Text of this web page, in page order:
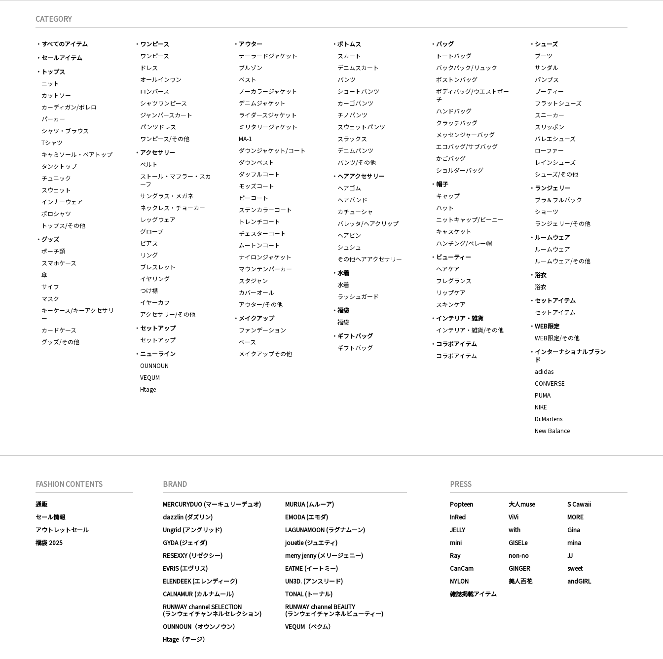
CATEGORY
すべてのアイテム
セールアイテム
トップス
ニット
カットソー
カーディガン/ボレロ
パーカー
シャツ・ブラウス
Tシャツ
キャミソール・ベアトップ
タンクトップ
チュニック
スウェット
インナーウェア
ポロシャツ
トップス/その他
ワンピース
ワンピース
ドレス
オールインワン
ロンパース
シャツワンピース
ジャンパースカート
パンツドレス
ワンピース/その他
アウター
テーラードジャケット
ブルゾン
ベスト
ノーカラージャケット
デニムジャケット
ライダースジャケット
ミリタリージャケット
MA-1
ダウンジャケット/コート
ダウンベスト
ダッフルコート
モッズコート
ピーコート
ステンカラーコート
トレンチコート
チェスターコート
ムートンコート
ナイロンジャケット
マウンテンパーカー
スタジャン
カバーオール
アウター/その他
ボトムス
スカート
デニムスカート
パンツ
ショートパンツ
カーゴパンツ
チノパンツ
スウェットパンツ
スラックス
デニムパンツ
パンツ/その他
バッグ
トートバッグ
バックパック/リュック
ボストンバッグ
ボディバッグ/ウエストポー
チ
ハンドバッグ
クラッチバッグ
メッセンジャーバッグ
エコバッグ/サブバッグ
かごバッグ
ショルダーバッグ
シューズ
ブーツ
サンダル
パンプス
ブーティー
フラットシューズ
スニーカー
スリッポン
バレエシューズ
ローファー
レインシューズ
シューズ/その他
アクセサリー
ベルト
ストール・マフラー・スカ
ーフ
サングラス・メガネ
ネックレス・チョーカー
レッグウェア
グローブ
ピアス
リング
ブレスレット
イヤリング
つけ襟
イヤーカフ
アクセサリー/その他
ヘアアクセサリー
ヘアゴム
ヘアバンド
カチューシャ
バレッタ/ヘアクリップ
ヘアピン
シュシュ
その他ヘアアクセサリー
帽子
キャップ
ハット
ニットキャップ/ビーニー
キャスケット
ハンチング/ベレー帽
ランジェリー
ブラ＆フルバック
ショーツ
ランジェリー/その他
ルームウェア
ルームウェア
ルームウェア/その他
グッズ
ポーチ類
スマホケース
傘
サイフ
マスク
キーケース/キーアクセサリ
ー
カードケース
グッズ/その他
ビューティー
ヘアケア
フレグランス
リップケア
スキンケア
水着
水着
ラッシュガード
浴衣
浴衣
セットアイテム
セットアイテム
福袋
福袋
メイクアップ
ファンデーション
ベース
メイクアップその他
インテリア・雑貨
インテリア・雑貨/その他
WEB限定
WEB限定/その他
セットアップ
セットアップ
ギフトバッグ
ギフトバッグ
コラボアイテム
コラボアイテム
インターナショナルブラン
ド
adidas
CONVERSE
PUMA
NIKE
Dr.Martens
New Balance
ニューライン
OUNNOUN
VEQUM
Htage
FASHION CONTENTS
通販
セール情報
アウトレットセール
福袋 2025
BRAND
MERCURYDUO (マーキュリーデュオ)
MURUA (ムルーア)
dazzlin (ダズリン)
EMODA (エモダ)
Ungrid (アングリッド)
LAGUNAMOON (ラグナムーン)
GYDA (ジェイダ)
jouetie (ジュエティ)
RESEXXY (リゼクシー)
merry jenny (メリージェニー)
EVRIS (エヴリス)
EATME (イートミー)
ELENDEEK (エレンディーク)
UN3D. (アンスリード)
CALNAMUR (カルナムール)
TONAL (トーナル)
RUNWAY channel SELECTION
(ランウェイチャンネルセレクション)
RUNWAY channel BEAUTY
(ランウェイチャンネルビューティー)
OUNNOUN（オウンノウン）
VEQUM（ベクム）
Htage（テージ）
PRESS
Popteen 大人muse
S Cawaii
InRed
ViVi
MORE
JELLY
with
Gina
mini
GISELe
mina
Ray
non-no
JJ
CanCam
GINGER
sweet
NYLON
美人百花
andGIRL
雑誌掲載アイテム